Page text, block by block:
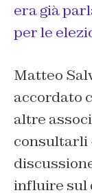
era già
per le
Matteo
accordato
altre
consultarli
influire sul